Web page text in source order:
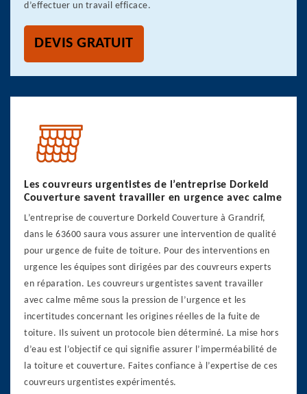
d’effectuer un travail efficace.
DEVIS GRATUIT
Les couvreurs urgentistes de l’entreprise Dorkeld
Couverture savent travailler en urgence avec calme
L’entreprise de couverture Dorkeld Couverture à Grandrif,
dans le 63600 saura vous assurer une intervention de qualité
pour urgence de fuite de toiture. Pour des interventions en
urgence les équipes sont dirigées par des couvreurs experts
en réparation. Les couvreurs urgentistes savent travailler
avec calme même sous la pression de l’urgence et les
incertitudes concernant les origines réelles de la fuite de
toiture. Ils suivent un protocole bien déterminé. La mise hors
d’eau est l’objectif ce qui signifie assurer l’imperméabilité de
la toiture et couverture. Faites confiance à l’expertise de ces
couvreurs urgentistes expérimentés.